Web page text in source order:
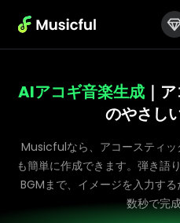
AIアコギ音楽生成 ｜
のやさし
Musicfulなら、アコースティ
も簡単に作成できます。弾き語
BGMまで、イメージを入力す
数秒で完